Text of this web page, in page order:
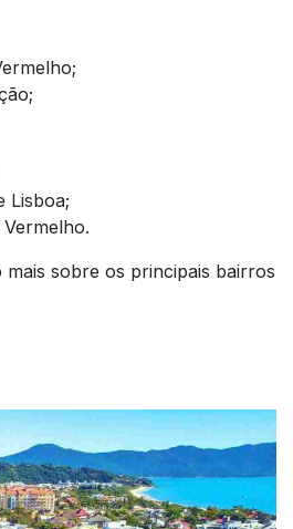
Lisboa;
sobre os principais bairros